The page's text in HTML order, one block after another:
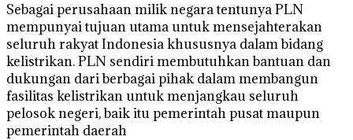
Sebagai perusahaan milik negara tentunya PLN
mempunyai tujuan utama untuk mensejahterakan
seluruh rakyat Indonesia khususnya dalam bidang
kelistrikan. PLN sendiri membutuhkan bantuan dan
dukungan dari berbagai pihak dalam membangun
fasilitas kelistrikan untuk menjangkau seluruh
pelosok negeri, baik itu pemerintah pusat maupun
pemerintah daerah